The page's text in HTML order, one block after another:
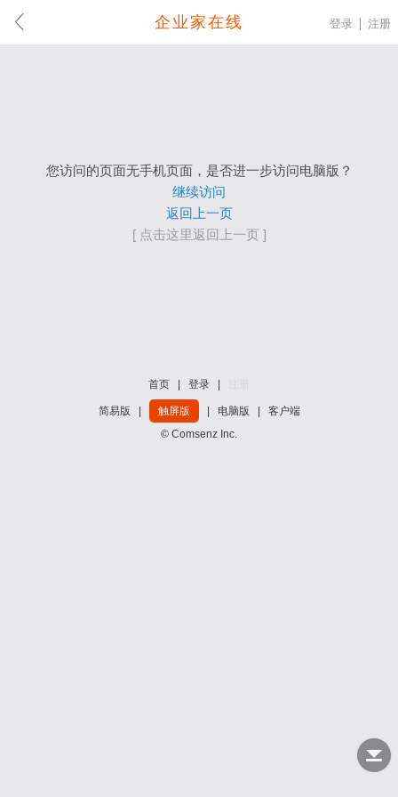
企业家在线 登录 注册
您访问的页面无手机页面，是否进一步访问电脑版？
继续访问
返回上一页
[ 点击这里返回上一页 ]
首页 登录
简易版 触屏版 电脑版
客户端
© Comsenz Inc.